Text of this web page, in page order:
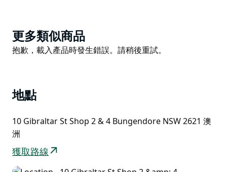
班傑明精心打造了這個充滿奇趣的寶庫，快來看看他挖掘
了哪些寶藏吧！
歡迎光臨「昨日玩具店」（T.O.Y.S.）－在這裡，童年的
無論你是資深收藏家、懷舊人士，還是只是覺得需要上發
條的玩具更有個性，這裡總有一款玩具能讓你會心一笑。
警告：可能引發童年回憶，讓你情不自禁地微笑。
Product
List
更多類似商品
Product
抱歉，載入產品時發生錯誤。請稍後重試。
地點
10 Gibraltar St Shop 2 & 4 Bungendore NSW 2621 澳
洲
獲取路線